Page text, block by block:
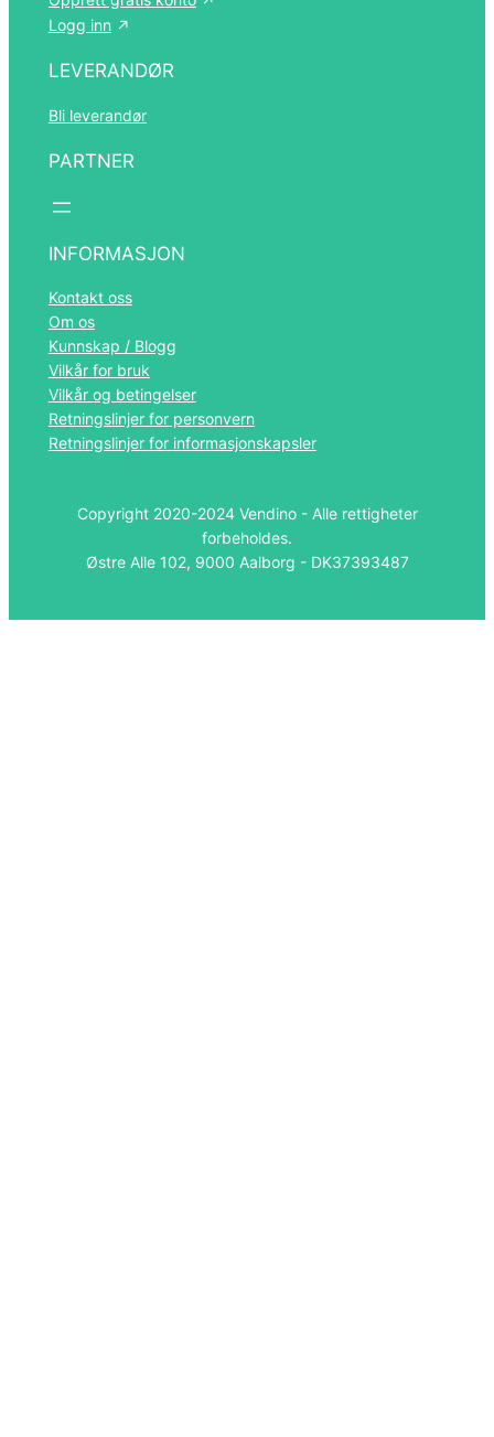
Logg inn
LEVERANDØR
Bli leverandør
PARTNER
INFORMASJON
Kontakt oss
Om os
Kunnskap / Blogg
Vilkår for bruk
Vilkår og betingelser
Retningslinjer for personvern
Retningslinjer for informasjonskapsler
Copyright 2020-2024 Vendino - Alle rettigheter
forbeholdes.
Østre Alle 102, 9000 Aalborg - DK37393487